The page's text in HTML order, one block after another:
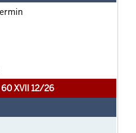
XVII 12/26